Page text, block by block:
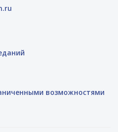
возможностями